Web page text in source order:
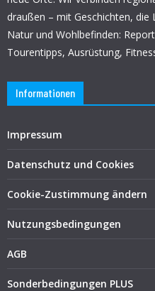
draußen – mit Geschichten,
Natur und Wohlbefinden:
Tourentipps, Ausrüstung,
Informationen
Impressum
Datenschutz und Cookies
Cookie-Zustimmung ändern
Nutzungsbedingungen
AGB
Sonderbedingungen PLUS